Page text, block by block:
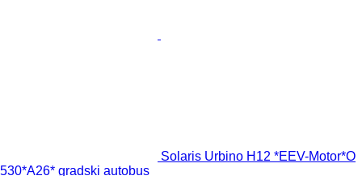
Solaris Urbino H12 *EEV-Motor*O
530*A26* gradski autobus